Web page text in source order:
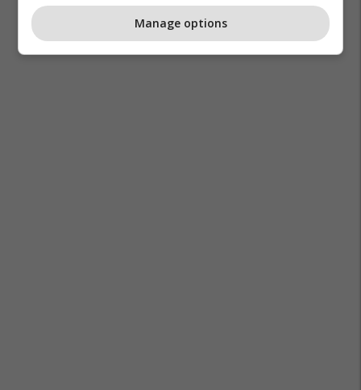
Manage options